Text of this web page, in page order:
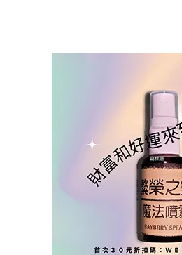
神智學
魔法新手入門實作課I: 金
防禦策略魔法單元二-杜絕
魔法新手入門實作課II：
大地魔法
現代魔法－保護符印實作
印度式胡督豐盛魔法教學
拉斐爾七日儀式
胡督神靈工作密集班
適合金錢魔法工作的神靈
適合愛情魔法工作的神靈